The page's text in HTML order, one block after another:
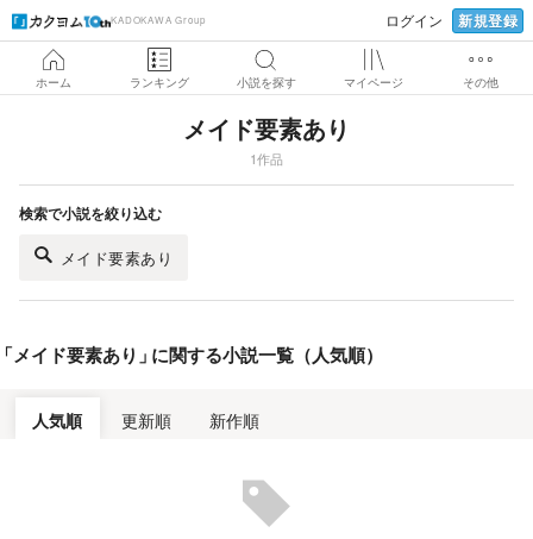
KADOKAWA Group ログイン 新規登録
ホーム ランキング 小説を探す マイページ その他
メイド要素あり
1作品
検索で小説を絞り込む
メイド要素あり
メイド要素あり 」に関する小説一覧（人気順）
人気順 更新順 新作順